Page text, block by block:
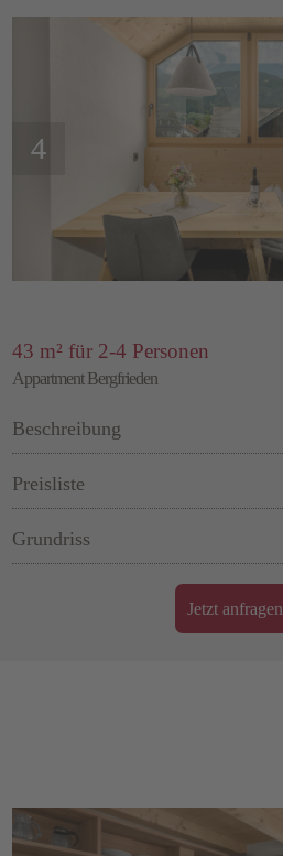
43 m² für 2-4 Personen
Appartment Bergfrieden
Beschreibung
Preisliste
Grundriss
Jetzt anfragen